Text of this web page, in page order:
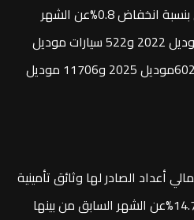
ترخيصها 19396سيارة ملاكي بنسبة انخفاض 0.8%عن الشهر
السابق من بينها 265سيارة موديل 2022 و522 سيارات موديل
2023 و879موديل 2024 و6024موديل 2025 و11706 موديل
أعداد الصادر لها وثائق تأمينية
وتم ترخيصها 32133 بإرتفاع 14.7%عن الشهر السابق من بينها